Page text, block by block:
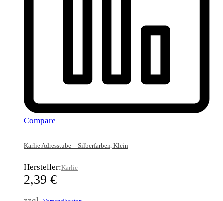
Compare
Karlie Adresstube – Silberfarben, Klein
Hersteller:Karlie
2,39 €